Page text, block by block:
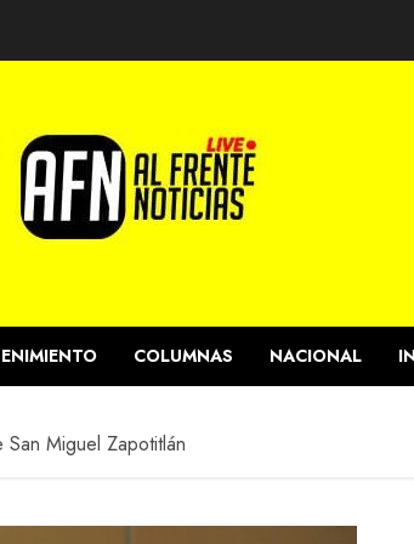
COLUMNAS NACIONAL
Miguel Zapotitlán